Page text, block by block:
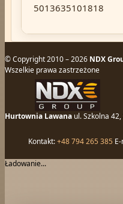
5013635101818
Hurtownia Lawana ul. Szkolna
Kontakt:+48 794 265 385
© Copyright 2010 – 2026 NDX
Wszelkie prawa zastrzeżone
Ładowanie...